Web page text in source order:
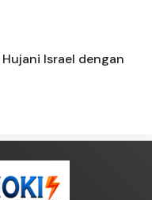
Israel dengan